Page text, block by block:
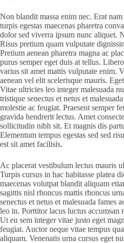
Non blandit massa enim nec. Erat
turpis egestas maecenas pharetra
dolor sed viverra ipsum nunc aliquet.
Risus pretium quam vulputate
Pretium aenean pharetra magna ac
purus semper eget duis at tellus.
varius sit amet mattis vulputate enim.
aenean vel elit scelerisque mauris.
Vitae ultricies leo integer malesuada
tristique senectus et netus et
molestie ac feugiat. Praesent semper
gravida hendrerit lectus. Amet
sollicitudin nibh sit. Et magnis dis
Elementum tempus egestas sed sed
est sit amet facilisis.
Ac placerat vestibulum lectus mauris
Turpis cursus in hac habitasse platea
maecenas volutpat blandit aliquam
sagittis nisl rhoncus mattis rhoncus
senectus et netus et malesuada fames
leo in. Porttitor lacus luctus accumsan
Ut eu sem integer vitae justo eget
feugiat. Auctor neque vitae tempus
aliquam. Venenatis urna cursus eget